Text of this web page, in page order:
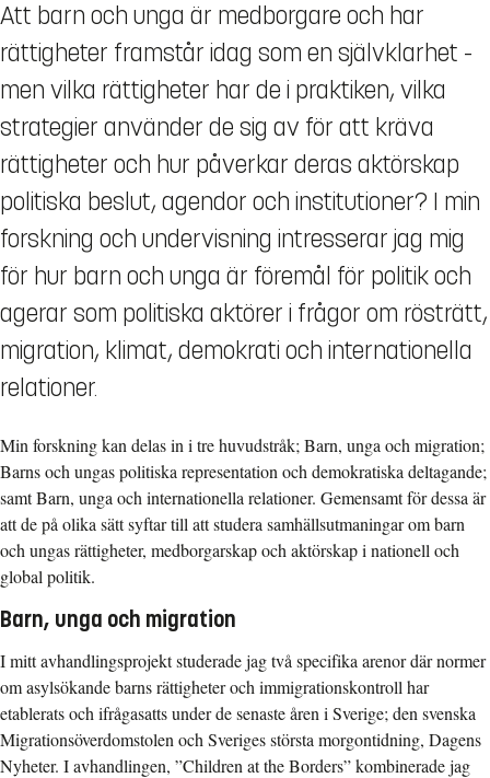
Att barn och unga är medborgare och har
rättigheter framstår idag som en självklarhet -
men vilka rättigheter har de i praktiken, vilka
strategier använder de sig av för att kräva
rättigheter och hur påverkar deras aktörskap
politiska beslut, agendor och institutioner? I min
forskning och undervisning intresserar jag mig
för hur barn och unga är föremål för politik och
agerar som politiska aktörer i frågor om rösträtt,
migration, klimat, demokrati och internationella
relationer.
Min forskning kan delas in i tre huvudstråk; Barn, unga och migration;
Barns och ungas politiska representation och demokratiska deltagande;
samt Barn, unga och internationella relationer. Gemensamt för dessa är
att de på olika sätt syftar till att studera samhällsutmaningar om barn
och ungas rättigheter, medborgarskap och aktörskap i nationell och
global politik.
Barn, unga och migration
I mitt avhandlingsprojekt studerade jag två specifika arenor där normer
om asylsökande barns rättigheter och immigrationskontroll har
etablerats och ifrågasatts under de senaste åren i Sverige; den svenska
Migrationsöverdomstolen och Sveriges största morgontidning, Dagens
Nyheter. I avhandlingen, ”Children at the Borders” kombinerade jag